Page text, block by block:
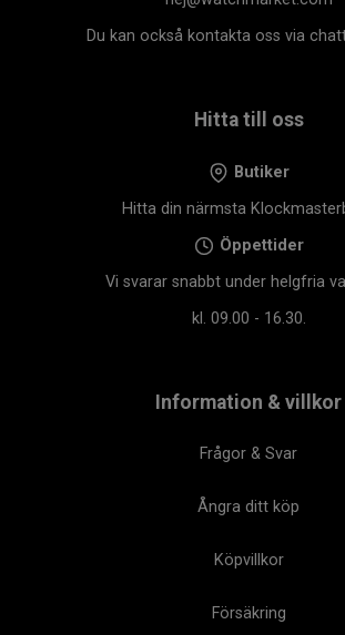
Du kan också kontakta oss via
Hitta till oss
Butiker
Hitta din närmsta
Öppettider
Vi svarar snabbt under helgfria
kl. 09.00 - 16.30.
Information & villkor
Frågor & Svar
Ångra ditt köp
Köpvillkor
Försäkring